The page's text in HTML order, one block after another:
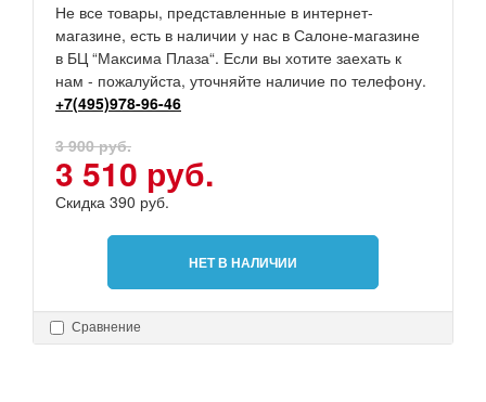
Не все товары, представленные в интернет-
магазине, есть в наличии у нас в Салоне-магазине
в БЦ “Максима Плаза“. Если вы хотите заехать к
нам - пожалуйста, уточняйте наличие по телефону.
+7(495)978-96-46
3 900 руб.
3 510 руб.
Скидка 390 руб.
НЕТ В НАЛИЧИИ
Сравнение